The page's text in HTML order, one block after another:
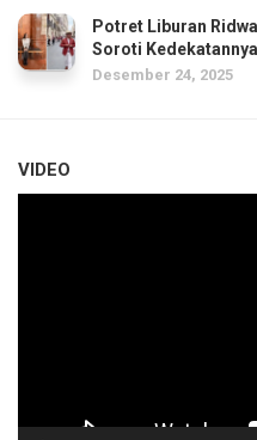
Potret Liburan
Soroti
Desember 24, 2025
VIDEO